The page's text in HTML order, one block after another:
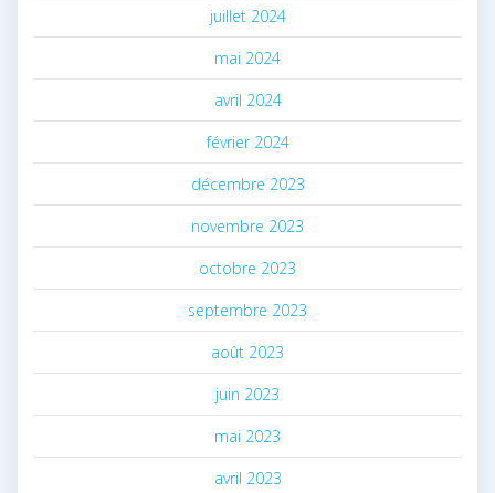
juillet 2024
mai 2024
avril 2024
février 2024
décembre 2023
novembre 2023
octobre 2023
septembre 2023
août 2023
juin 2023
mai 2023
avril 2023